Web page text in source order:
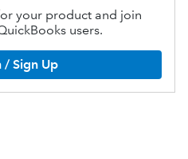
your product and join
users.
/ Sign Up